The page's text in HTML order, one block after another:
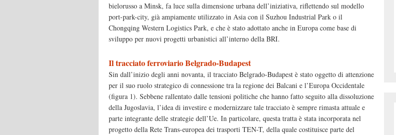
bielorusso a Minsk, fa luce sulla dimensione urbana dell’iniziativa, riflettendo sul modello
port-park-city, già ampiamente utilizzato in Asia con il Suzhou Industrial Park o il
Chongqing Western Logistics Park, e che è stato adottato anche in Europa come base di
sviluppo per nuovi progetti urbanistici all’interno della BRI.
Il tracciato ferroviario Belgrado-Budapest
Sin dall’inizio degli anni novanta, il tracciato Belgrado-Budapest è stato oggetto di attenzione
per il suo ruolo strategico di connessione tra la regione dei Balcani e l’Europa Occidentale
(figura 1). Sebbene rallentato dalle tensioni politiche che hanno fatto seguito alla dissoluzione
della Jugoslavia, l’idea di investire e modernizzare tale tracciato è sempre rimasta attuale e
parte integrante delle strategie dell’Ue. In particolare, questa tratta è stata incorporata nel
progetto della Rete Trans-europea dei trasporti TEN-T, della quale costituisce parte del